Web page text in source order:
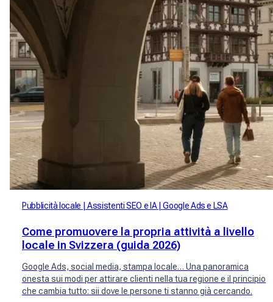
Pubblicità locale Assistenti SEO e IA Google Ads e LSA
Come promuovere la propria attività a livello
locale in Svizzera (guida 2026)
Google Ads, social media, stampa locale… Una panoramica
onesta sui modi per attirare clienti nella tua regione e il principio
che cambia tutto: sii dove le persone ti stanno già cercando.